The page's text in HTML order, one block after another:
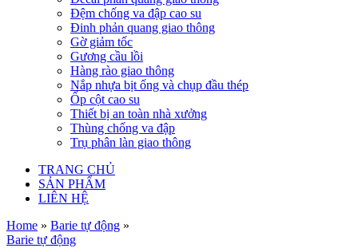
Đệm chống va đập cao su
Đinh phản quang giao thông
Gờ giảm tốc
Gương cầu lồi
Hàng rào giao thông
Nắp nhựa bịt ống và chụp đầu thép
Ốp cột cao su
Thiết bị an toàn nhà xưởng
Thùng chống va đập
Trụ phân làn giao thông
TRANG CHỦ
SẢN PHẨM
LIÊN HỆ
Home » Barie tự động »
Barie tự động